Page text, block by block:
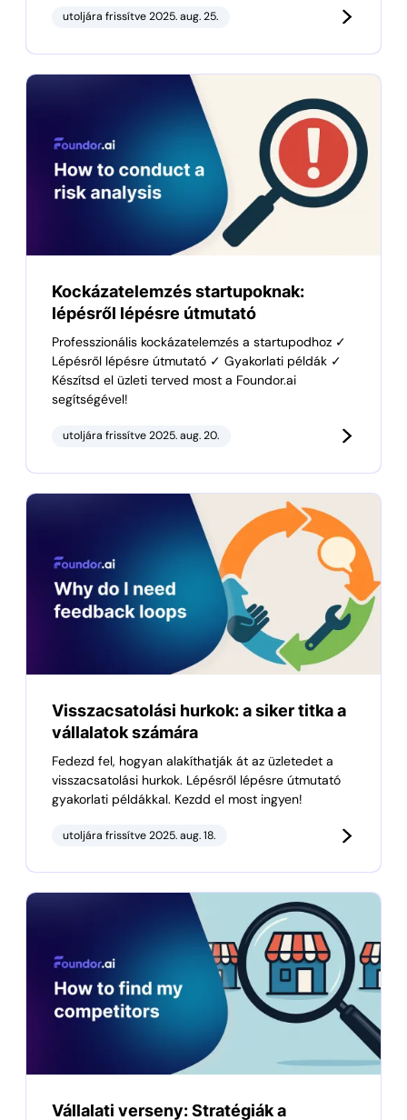
utoljára frissítve 2025. aug. 25.
Kockázatelemzés startupoknak:
lépésről lépésre útmutató
Professzionális kockázatelemzés a startupodhoz ✓
Lépésről lépésre útmutató ✓ Gyakorlati példák ✓
Készítsd el üzleti terved most a Foundor.ai
segítségével!
utoljára frissítve 2025. aug. 20.
Visszacsatolási hurkok: a siker titka a
vállalatok számára
Fedezd fel, hogyan alakíthatják át az üzletedet a
visszacsatolási hurkok. Lépésről lépésre útmutató
gyakorlati példákkal. Kezdd el most ingyen!
utoljára frissítve 2025. aug. 18.
Vállalati verseny: Stratégiák a